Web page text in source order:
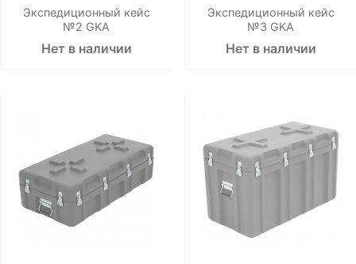
Экспедиционный кейс
№2 GKA
Нет в наличии
Экспедиционный кейс
№3 GKA
Нет в наличии